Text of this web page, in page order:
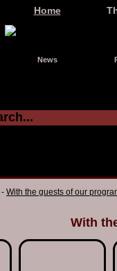
Home
News
- With the guests of our
With